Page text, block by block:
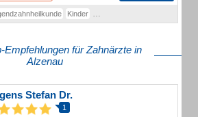
Kinder
Empfehlungen für Zahnärzte in
Alzenau
Stefan Dr.
1